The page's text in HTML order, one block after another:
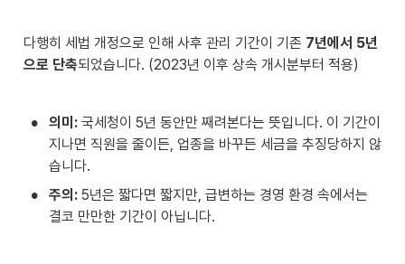
다행히 세법 개정으로 인해 사후 관리 기간이 기존 7년에서 5년
으로 단축되었습니다. (2023년 이후 상속 개시분부터 적용)
• 의미: 국세청이 5년 동안만 째려본다는 뜻입니다. 이 기간이
지나면 직원을 줄이든, 업종을 바꾸든 세금을 추징당하지 않
습니다.
• 주의: 5년은 짧다면 짧지만, 급변하는 경영 환경 속에서는
결코 만만한 기간이 아닙니다.